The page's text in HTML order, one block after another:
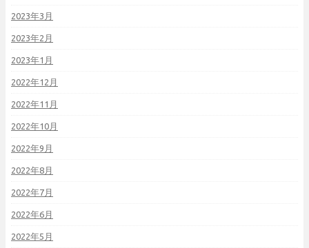
2023年3月
2023年2月
2023年1月
2022年12月
2022年11月
2022年10月
2022年9月
2022年8月
2022年7月
2022年6月
2022年5月